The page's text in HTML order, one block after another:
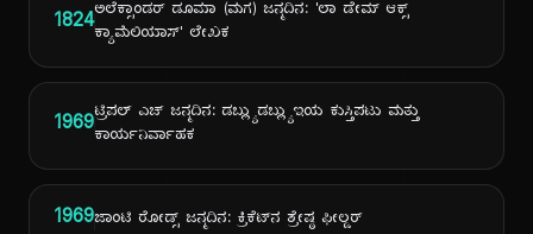
1824ಅಲೆಕ್ಸಾಂಡರ್ ಡೂಮಾ (ಮಗ) ಜನ್ಮದಿನ: 'ಲಾ ಡೇಮ್ ಆಕ್ಸ್
ಕ್ಯಾಮೆಲಿಯಾಸ್' ಲೇಖಕ
1969ಟ್ರಿಪಲ್ ಎಚ್ ಜನ್ಮದಿನ: ಡಬ್ಲ್ಯುಡಬ್ಲ್ಯುಇಯ ಕುಸ್ತಿಪಟು ಮತ್ತು
ಕಾರ್ಯನಿರ್ವಾಹಕ
1969ಜಾಂಟಿ ರೋಡ್ಸ್ ಜನ್ಮದಿನ: ಕ್ರಿಕೆಟ್‌ನ ಶ್ರೇಷ್ಠ ಫೀಲ್ಡರ್